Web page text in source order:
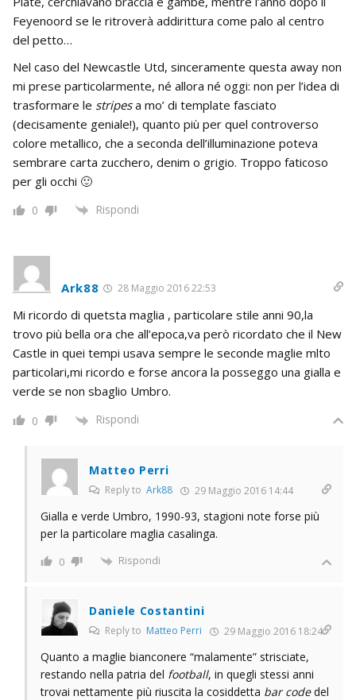
Feyenoord se le ritroverà addirittura come palo al centro
del petto…
Nel caso del Newcastle Utd, sinceramente questa away non
mi prese particolarmente, né allora né oggi: non per l’idea di
trasformare le stripesa mo’ di template fasciato
(decisamente geniale!), quanto più per quel controverso
colore metallico, che a seconda dell’illuminazione poteva
sembrare carta zucchero, denim o grigio. Troppo faticoso
per gli occhi 🙂
0 Rispondi
Ark88 28 Maggio 2016 22:53
Mi ricordo di quetsta maglia , particolare stile anni 90,la
trovo più bella ora che all’epoca,va però ricordato che il New
Castle in quei tempi usava sempre le seconde maglie mlto
particolari,mi ricordo e forse ancora la posseggo una gialla e
verde se non sbaglio Umbro.
0 Rispondi
Matteo Perri
Reply to Ark88 29 Maggio 2016 14:44
Gialla e verde Umbro, 1990-93, stagioni note forse più
per la particolare maglia casalinga.
0 Rispondi
Daniele Costantini
Reply to Matteo Perri 29 Maggio 2016 18:24
Quanto a maglie bianconere “malamente” strisciate,
restando nella patria del football, in quegli stessi anni
trovai nettamente più riuscita la cosiddetta bar codedel